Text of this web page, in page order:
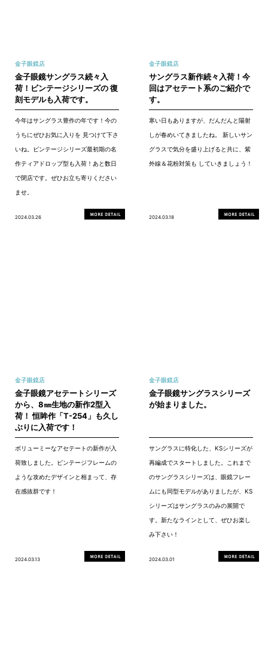
金子眼鏡店
金子眼鏡サングラス続々入
荷！ビンテージシリーズの 復
刻モデルも入荷です。
今年はサングラス豊作の年です！今の
うちにぜひお気に入りを 見つけて下さ
いね。ビンテージシリーズ最初期の名
作ティアドロップ型も入荷！あと数日
で閉店です。ぜひお立ち寄りください
ませ。
2024.03.26
金子眼鏡店
サングラス新作続々入荷！今
回はアセテート系のご紹介で
す。
寒い日もありますが、だんだんと陽射
しが春めいてきましたね。 新しいサン
グラスで気分を盛り上げると共に、紫
外線＆花粉対策も していきましょう！
2024.03.18
金子眼鏡店
金子眼鏡アセテートシリーズ
から、8㎜生地の新作2型入
荷！ 恒眸作「T-254」も久し
ぶりに入荷です！
ボリューミーなアセテートの新作が入
荷致しました。ビンテージフレームの
ような攻めたデザインと相まって、存
在感抜群です！
2024.03.13
金子眼鏡店
金子眼鏡サングラスシリーズ
が始まりました。
サングラスに特化した、KSシリーズが
再編成でスタートしました。これまで
のサングラスシリーズは、眼鏡フレー
ムにも同型モデルがありましたが、KS
シリーズはサングラスのみの展開で
す。新たなラインとして、ぜひお楽し
み下さい！
2024.03.01